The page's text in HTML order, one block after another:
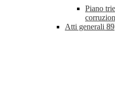
Piano
Atti generali 89